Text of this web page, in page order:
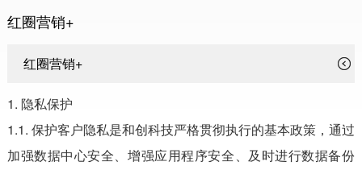
红圈营销+
红圈营销+
1. 隐私保护
1.1. 保护客户隐私是和创科技严格贯彻执行的基本政策，通过
加强数据中心安全、增强应用程序安全、及时进行数据备份